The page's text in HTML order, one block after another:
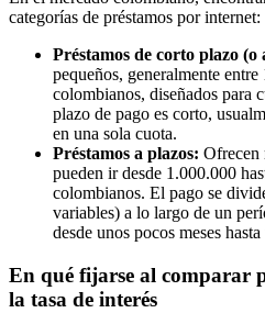
categorías de préstamos por internet:
Préstamos de corto plazo (o
pequeños, generalmente
colombianos, diseñados para
plazo de pago es corto,
en una sola cuota.
Préstamos a plazos: Ofrecen
pueden ir desde 1.000.000
colombianos. El pago se
variables) a lo largo de un
desde unos pocos meses
En qué fijarse al comparar
la tasa de interés